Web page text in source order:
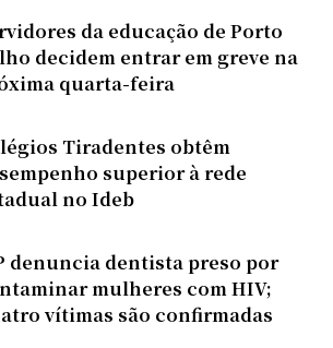
da educação de Porto
decidem entrar em greve na
quarta-feira
Tiradentes obtêm
superior à rede
no Ideb
denuncia dentista preso por
mulheres com HIV;
vítimas são confirmadas